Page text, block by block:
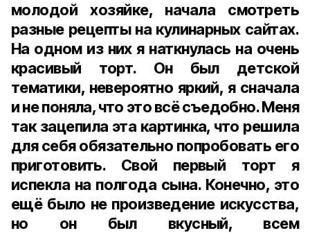
молодой хозяйке, начала смотреть
разные рецепты на кулинарных сайтах.
На одном из них я наткнулась на очень
красивый торт. Он был детской
тематики, невероятно яркий, я сначала
и не поняла, что это всё съедобно. Меня
так зацепила эта картинка, что решила
для себя обязательно попробовать его
приготовить. Свой первый торт я
испекла на полгода сына. Конечно, это
ещё было не произведение искусства,
но он был вкусный, всем